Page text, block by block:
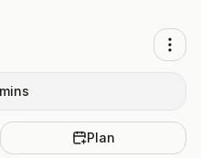
mins
Plan